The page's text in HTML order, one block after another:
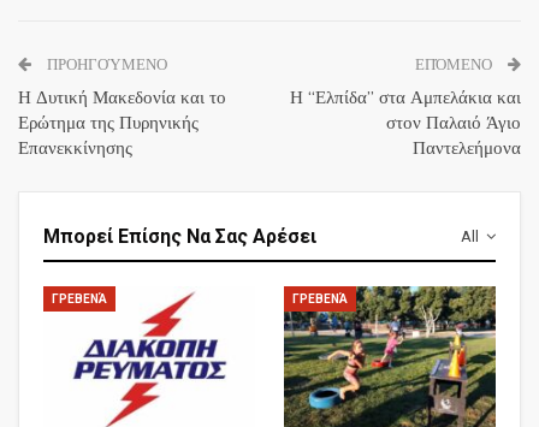
ΠΡΟΗΓΟΎΜΕΝΟ
Η Δυτική Μακεδονία και το
Ερώτημα της Πυρηνικής
Επανεκκίνησης
ΕΠΌΜΕΝΟ
Η “Ελπίδα” στα Αμπελάκια και
στον Παλαιό Άγιο
Παντελεήμονα
All
Μπορεί Επίσης Να Σας Αρέσει
ΓΡΕΒΕΝΆ ΓΡΕΒΕΝΆ